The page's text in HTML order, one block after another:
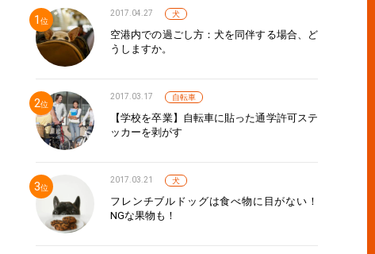
2017.04.27 犬
空港内での過ごし方：犬を同伴する場合、ど
うしますか。
2017.03.17 自転車
【学校を卒業】自転車に貼った通学許可ステ
ッカーを剥がす
2017.03.21 犬
フレンチブルドッグは食べ物に目がない！
NGな果物も！